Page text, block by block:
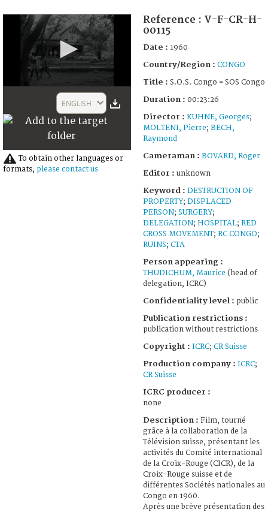
23
seconds
ENGLISH
To obtain other languages or
formats, please contact us
Reference : V-F-CR-H-
00115
Date : 1960
Country/Region : CONGO
Title : S.O.S. Congo = SOS Congo
Duration : 00:23:26
Director : KUHNE, Georges;
MOLTENI, Pierre; BECH,
Raymond
Cameraman : BOVARD, Roger
Editor : unknown
Keyword : DESTRUCTION OF
PROPERTY; DISPLACED
PERSON; SURGERY;
DELEGATION; HOSPITAL; RED
CROSS MOVEMENT; RC CONGO;
RUINS; CTA
Person appearing :
THUDICHUM, Maurice (head of
delegation, ICRC)
Confidentiality level : public
Publication restrictions :
publication without restrictions
Copyright : ICRC; CR Suisse
Production company : ICRC;
CR Suisse
ICRC producer :
none
Description : Film, tourné
grâce à la collaboration de la
Télévision suisse, présentant les
activités du Comité international
de la Croix-Rouge (CICR), de la
Croix-Rouge suisse et de
différentes Sociétés nationales au
Congo en 1960.
Après une brève présentation des